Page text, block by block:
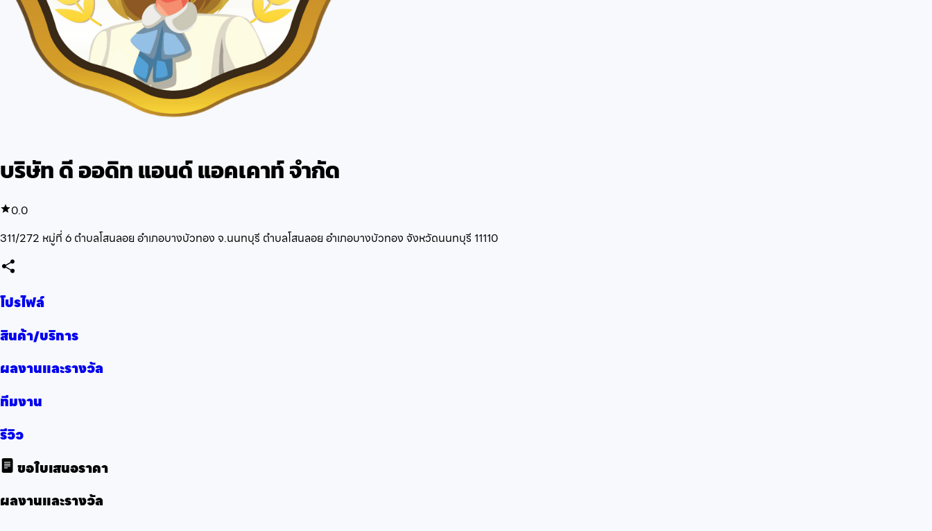
บริษัท ดี ออดิท แอนด์ แอคเคาท์ จำกัด
0.0
311/272 หมู่ที่ 6 ตำบลโสนลอย อำเภอบางบัวทอง จ.นนทบุรี ตำบลโสนลอย อำเภอบางบัวทอง จังหวัดนนทบุรี 11110
โปรไฟล์
สินค้า/บริการ
ผลงานและรางวัล
ทีมงาน
รีวิว
ขอใบเสนอราคา
ผลงานและรางวัล